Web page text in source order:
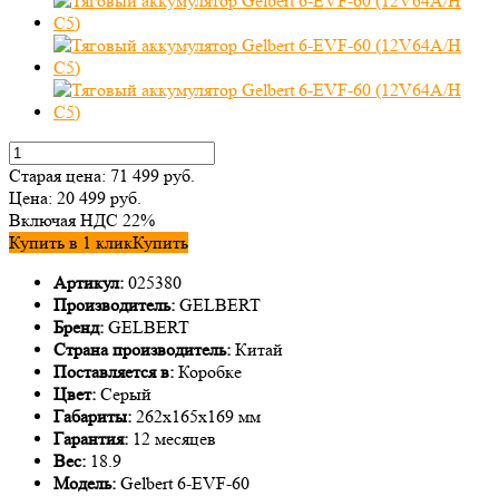
Старая цена: 71 499 руб.
Цена: 20 499 руб.
Включая НДС 22%
Купить в 1 кликКупить
Артикул: 025380
Производитель: GELBERT
Бренд: GELBERT
Страна производитель: Китай
Поставляется в: Коробке
Цвет: Серый
Габариты: 262х165х169 мм
Гарантия: 12 месяцев
Вес: 18.9
Модель: Gelbert 6-EVF-60